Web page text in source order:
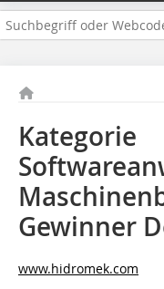
Kategorie
Gewinner
www.hidromek.com